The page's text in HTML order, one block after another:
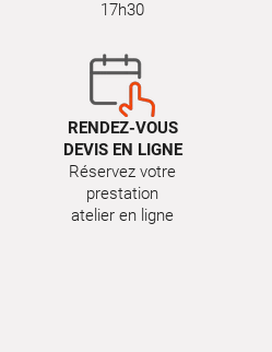
17h30
RENDEZ-VOUS
DEVIS EN LIGNE
Réservez votre
prestation
atelier en ligne